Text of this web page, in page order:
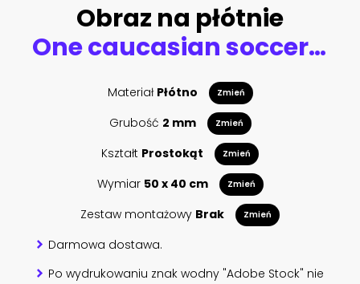
Obraz na płótnie
One caucasian soccer player man
Materiał Płótno Zmień
Grubość 2 mm Zmień
Kształt Prostokąt Zmień
Wymiar 50 x 40 cm Zmień
Zestaw montażowy Brak Zmień
Darmowa dostawa.
Po wydrukowaniu znak wodny "Adobe Stock" nie